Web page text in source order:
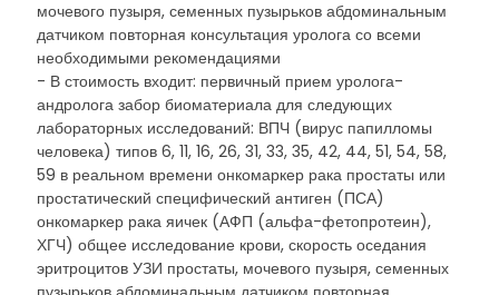
мочевого пузыря, семенных пузырьков абдоминальным
датчиком повторная консультация уролога со всеми
необходимыми рекомендациями
- В стоимость входит: первичный прием уролога-
андролога забор биоматериала для следующих
лабораторных исследований: ВПЧ (вирус папилломы
человека) типов 6, 11, 16, 26, 31, 33, 35, 42, 44, 51, 54, 58,
59 в реальном времени онкомаркер рака простаты или
простатический специфический антиген (ПСА)
онкомаркер рака яичек (АФП (альфа-фетопротеин),
ХГЧ) общее исследование крови, скорость оседания
эритроцитов УЗИ простаты, мочевого пузыря, семенных